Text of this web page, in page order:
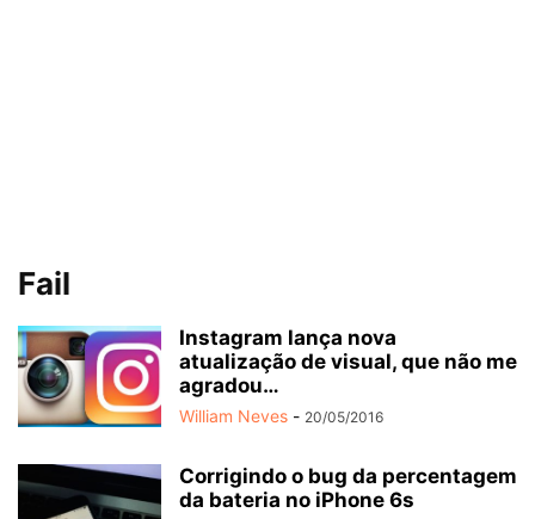
Fail
Instagram lança nova
atualização de visual, que não me
agradou…
William Neves - 20/05/2016
Corrigindo o bug da percentagem
da bateria no iPhone 6s